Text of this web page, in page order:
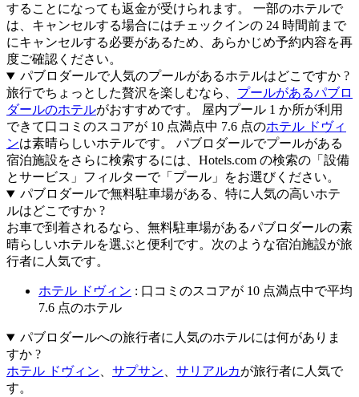
することになっても返金が受けられます。 一部のホテルで
は、キャンセルする場合にはチェックインの 24 時間前まで
にキャンセルする必要があるため、あらかじめ予約内容を再
度ご確認ください。
パブロダールで人気のプールがあるホテルはどこですか ?
旅行でちょっとした贅沢を楽しむなら、 プールがあるパブロ
ダールのホテルがおすすめです。 屋内プール 1 か所が利用
できて口コミのスコアが 10 点満点中 7.6 点のホテル ドヴィ
ンは素晴らしいホテルです。 パブロダールでプールがある
宿泊施設をさらに検索するには、Hotels.com の検索の「設備
とサービス」フィルターで「プール」をお選びください。
パブロダールで無料駐車場がある、特に人気の高いホテ
ルはどこですか ?
お車で到着されるなら、無料駐車場があるパブロダールの素
晴らしいホテルを選ぶと便利です。次のような宿泊施設が旅
行者に人気です。
ホテル ドヴィン : 口コミのスコアが 10 点満点中で平均
7.6 点のホテル
パブロダールへの旅行者に人気のホテルには何がありま
すか ?
ホテル ドヴィン
サプサン サリアルカが旅行者に人気で
す。